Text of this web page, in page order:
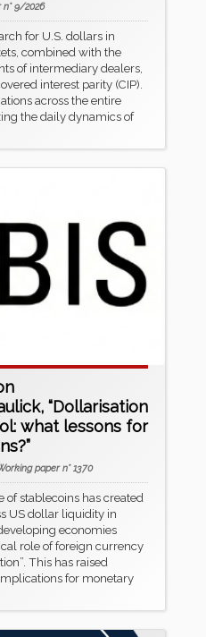
9/2026
for U.S. dollars in
combined with the
of intermediary dealers,
interest parity (CIP).
across the entire
the daily dynamics of
“Dollarisation
what lessons for
paper n° 1370
of stablecoins has created
US dollar liquidity in
economies
role of foreign currency
This has raised
for monetary